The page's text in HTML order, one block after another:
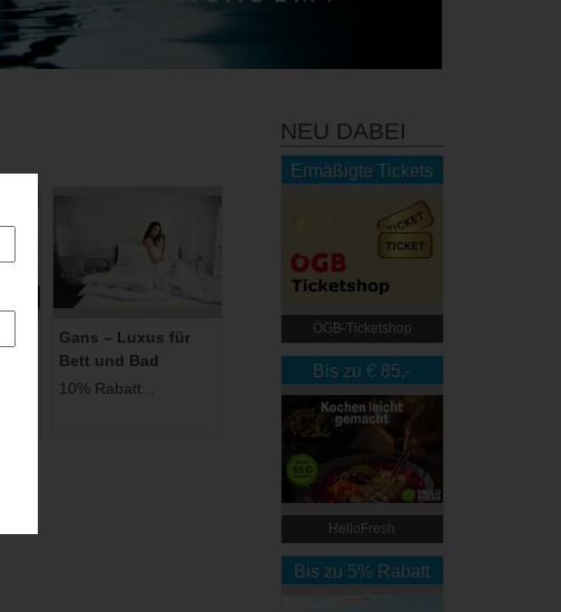
Gans – Luxus für
Bett und Bad
10% Rabatt...
NEU DABEI
Ermäßigte Tickets
ÖGB-Ticketshop
Bis zu € 85,-
Rabatt
HelloFresh
Bis zu 5% Rabatt